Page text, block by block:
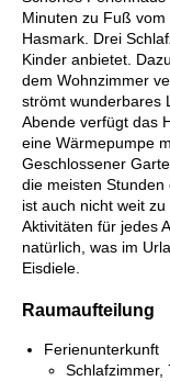
Minuten zu Fuß
Hasmark. Drei
Kinder anbietet.
dem Wohnzimmer
strömt wunderbares
Abende verfügt das
eine Wärmepumpe
Geschlossener
die meisten
ist auch nicht weit
Aktivitäten für jedes
natürlich, was im
Eisdiele.
Raumaufteilung
Ferienunterkunft
Schlafzimmer,